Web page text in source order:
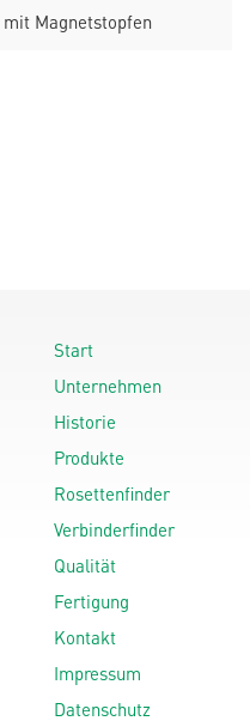
mit Magnetstopfen
Start
Unternehmen
Historie
Produkte
Rosettenfinder
Verbinderfinder
Qualität
Fertigung
Kontakt
Impressum
Datenschutz